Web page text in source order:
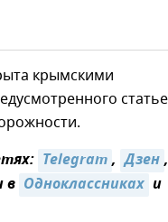
крымскими
Telegram, Дзен,
в Одноклассниках и